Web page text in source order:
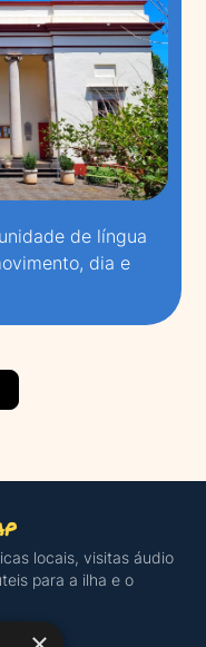
de língua
dia e
locais, visitas áudio
para a ilha e o